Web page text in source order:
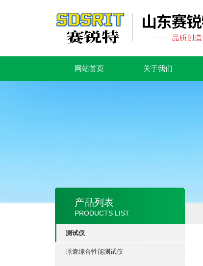
网站首页 关于我们
产品列表
PRODUCTS LIST
测试仪
球囊综合性能测试仪